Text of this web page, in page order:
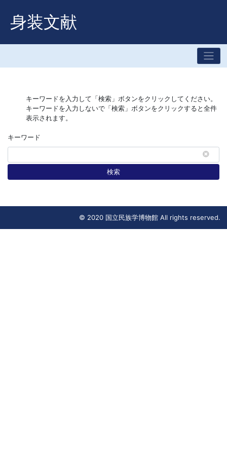
身装文献
キーワードを入力して「検索」ボタンをクリックしてください。
キーワードを入力しないで「検索」ボタンをクリックすると全件
表示されます。
キーワード
検索
© 2020 国立民族学博物館 All rights reserved.